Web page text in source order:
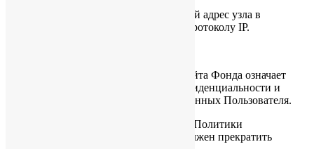
1.1.7. «IP-адрес» — уникальный сетевой адрес узла в
компьютерной сети, построенной по протоколу IP.
2.1. Использование Пользователем сайта Фонда означает
согласие с настоящей Политикой конфиденциальности и
условиями обработки персональных данных Пользователя.
2.2. В случае несогласия с условиями Политики
конфиденциальности Пользователь должен прекратить